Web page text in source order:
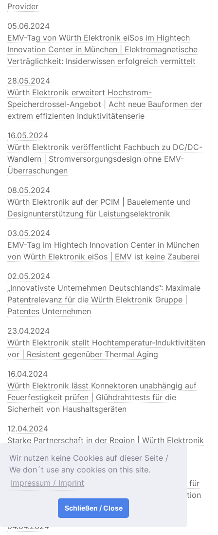
Wir nutzen keine Cookies auf dieser Seite /
We don´t use any cookies on this site.
Impressum / Imprint
Schließen / Close
Provider
05.06.2024
EMV-Tag von Würth Elektronik eiSos im Hightech
Innovation Center in München | Elektromagnetische
Verträglichkeit: Insiderwissen erfolgreich vermittelt
28.05.2024
Würth Elektronik erweitert Hochstrom-
Speicherdrossel-Angebot | Acht neue Bauformen der
extrem effizienten Induktivitätenserie
16.05.2024
Würth Elektronik veröffentlicht Fachbuch zu DC/DC-
Wandlern | Stromversorgungsdesign ohne EMV-
Überraschungen
08.05.2024
Würth Elektronik auf der PCIM | Bauelemente und
Designunterstützung für Leistungselektronik
03.05.2024
EMV-Tag im Hightech Innovation Center in München
von Würth Elektronik eiSos | EMV ist keine Zauberei
02.05.2024
„Innovativste Unternehmen Deutschlands“: Maximale
Patentrelevanz für die Würth Elektronik Gruppe |
Patentes Unternehmen
23.04.2024
Würth Elektronik stellt Hochtemperatur-Induktivitäten
vor | Resistent gegenüber Thermal Aging
16.04.2024
Würth Elektronik lässt Konnektoren unabhängig auf
Feuerfestigkeit prüfen | Glühdrahttests für die
Sicherheit von Haushaltsgeräten
12.04.2024
Starke Partnerschaft in der Region | Würth Elektronik
09.04.2024
Würth Elektronik erweitert Signalübertragerserie für
große Energiespeicher und USV | Maximale Isolation
für Batteriemanagementsysteme
04.04.2024